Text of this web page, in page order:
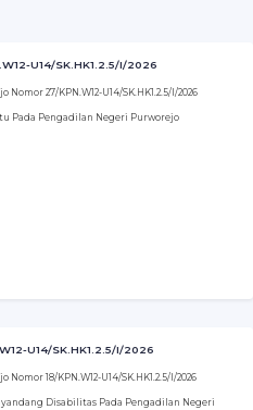
U14/SK.HK1.2.5/I/2026
27/KPN.W12-U14/SK.HK1.2.5/I/2026
Pada Pengadilan Negeri Purworejo
U14/SK.HK1.2.5/I/2026
18/KPN.W12-U14/SK.HK1.2.5/I/2026
Disabilitas Pada Pengadilan Negeri